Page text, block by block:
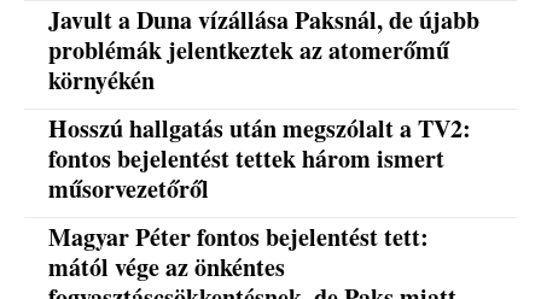
Javult a Duna vízállása Paksnál, de újabb
problémák jelentkeztek az atomerőmű
környékén
Hosszú hallgatás után megszólalt a TV2:
fontos bejelentést tettek három ismert
műsorvezetőről
Magyar Péter fontos bejelentést tett:
mától vége az önkéntes